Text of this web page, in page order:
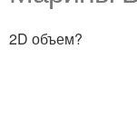
2D объем?